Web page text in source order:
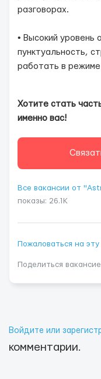
разговорах.
• Высокий уровень
пунктуальность,
работать в
Хотите стать
именно вас!
Все вакансии от
показы: 26.1K
Пожаловаться на
Поделиться
Войдите или
комментарии.